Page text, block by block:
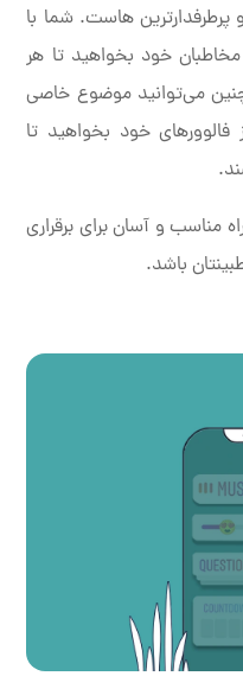
هاست. شما با
مخاطبان خود بخواهید تا هر
می‌توانید موضوع خاصی
خود بخواهید تا
مناسب و آسان برای برقراری
باشد.